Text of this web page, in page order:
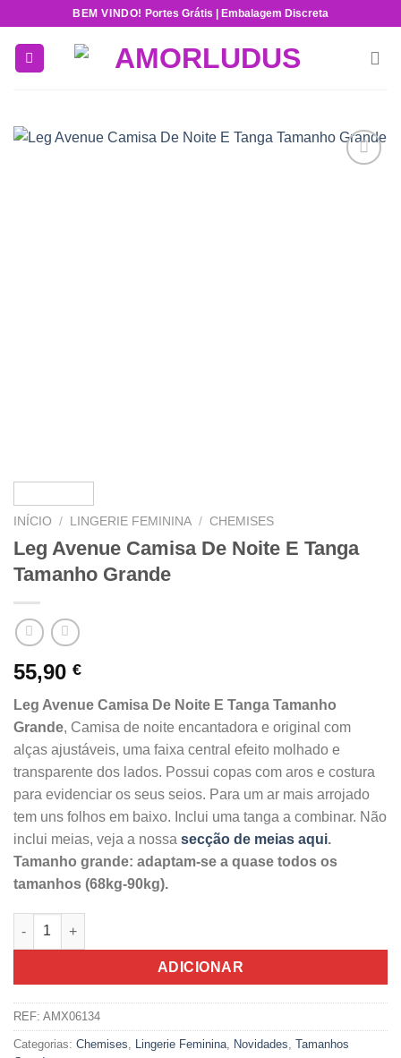
content
BEM VINDO! Portes Grátis | Embalagem Discreta
INÍCIO / LINGERIE FEMININA / CHEMISES
Leg Avenue Camisa De Noite E Tanga
Tamanho Grande
55,90 €
Leg Avenue Camisa De Noite E Tanga Tamanho
Grande, Camisa de noite encantadora e original com
alças ajustáveis, uma faixa central efeito molhado e
transparente dos lados. Possui copas com aros e costura
para evidenciar os seus seios. Para um ar mais arrojado
tem uns folhos em baixo. Inclui uma tanga a combinar. Não
inclui meias, veja a nossa secção de meias aqui.
Tamanho grande: adaptam-se a quase todos os
tamanhos (68kg-90kg).
Quantidade de Leg Avenue Camisa De Noite E Tanga Tamanho
ADICIONAR
REF: AMX06134
Categorias: Chemises, Lingerie Feminina, Novidades, Tamanhos